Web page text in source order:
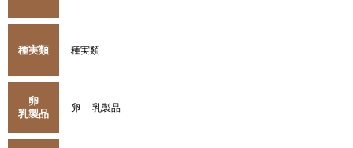
種実類 種実類
卵
乳製品
卵 乳製品